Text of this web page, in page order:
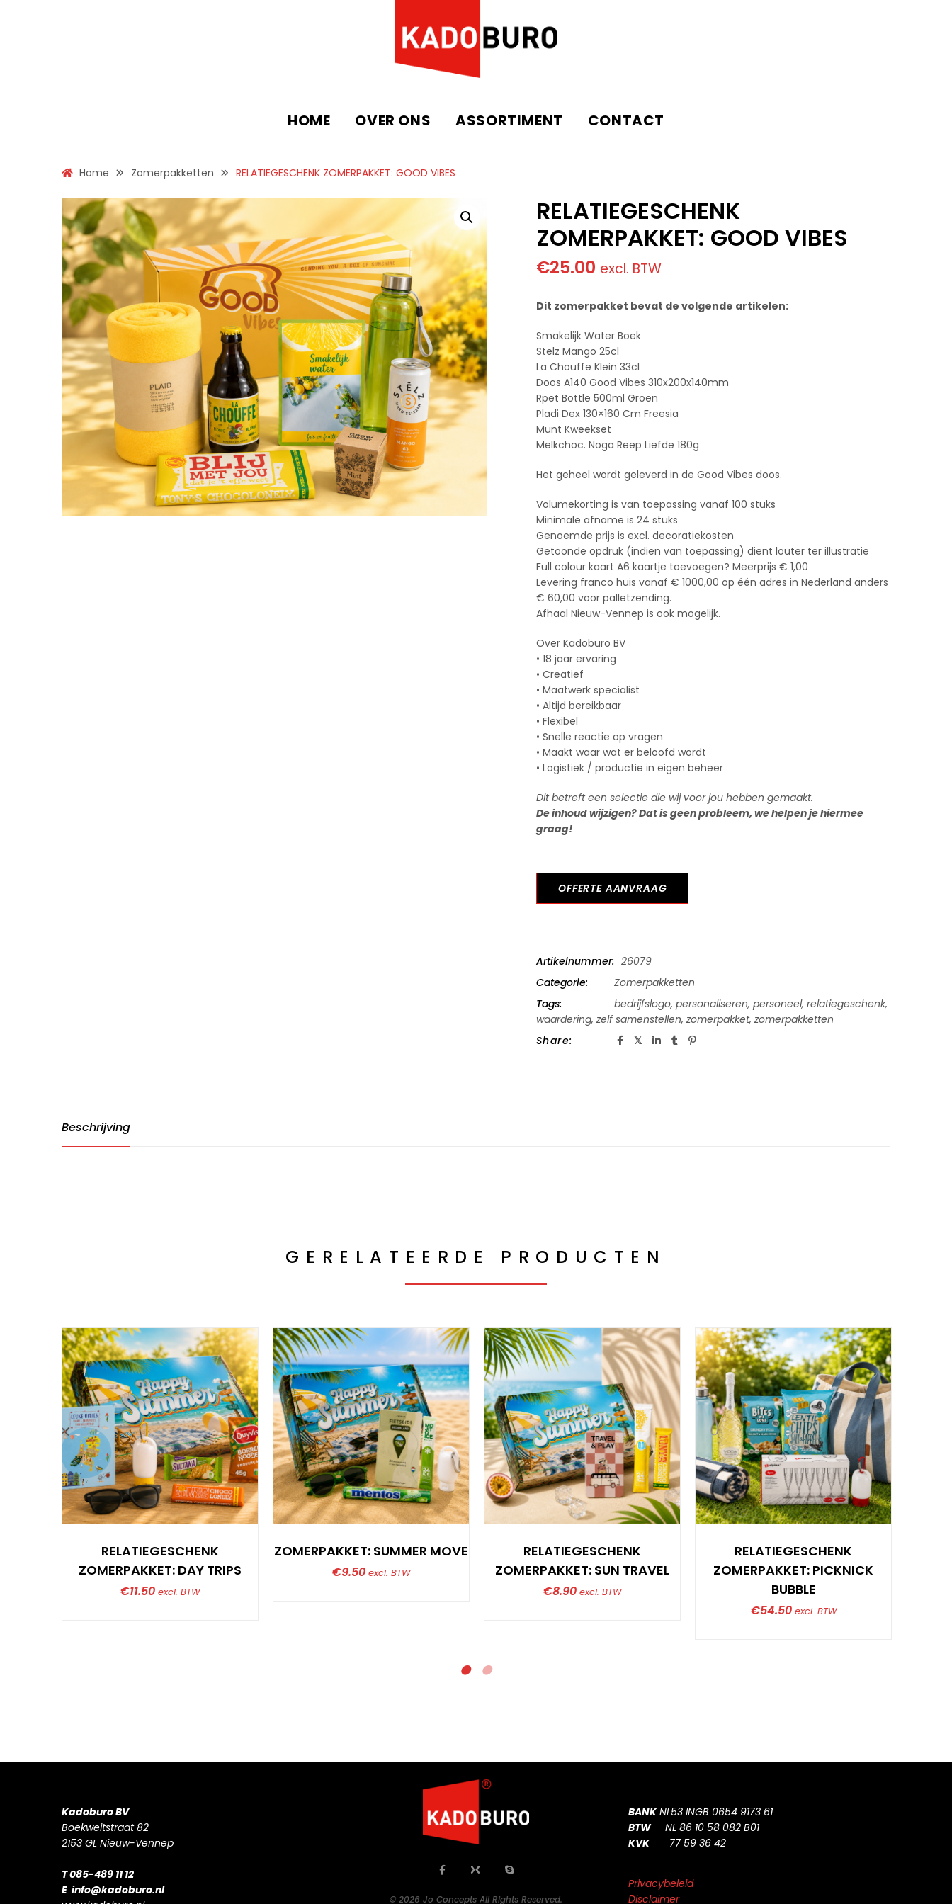
HOME OVER ONS ASSORTIMENT CONTACT
Home Zomerpakketten RELATIEGESCHENK ZOMERPAKKET: GOOD VIBES
RELATIEGESCHENK
ZOMERPAKKET: GOOD VIBES
€25.00 excl. BTW
Dit zomerpakket bevat de volgende artikelen:
Smakelijk Water Boek
Stelz Mango 25cl
La Chouffe Klein 33cl
Doos A140 Good Vibes 310x200x140mm
Rpet Bottle 500ml Groen
Pladi Dex 130×160 Cm Freesia
Munt Kweekset
Melkchoc. Noga Reep Liefde 180g
Het geheel wordt geleverd in de Good Vibes doos.
Volumekorting is van toepassing vanaf 100 stuks
Minimale afname is 24 stuks
Genoemde prijs is excl. decoratiekosten
Getoonde opdruk (indien van toepassing) dient louter ter illustratie
Full colour kaart A6 kaartje toevoegen? Meerprijs € 1,00
Levering franco huis vanaf € 1000,00 op één adres in Nederland anders
€ 60,00 voor palletzending.
Afhaal Nieuw-Vennep is ook mogelijk.
Over Kadoburo BV
• 18 jaar ervaring
• Creatief
• Maatwerk specialist
• Altijd bereikbaar
• Flexibel
• Snelle reactie op vragen
• Maakt waar wat er beloofd wordt
• Logistiek / productie in eigen beheer
Dit betreft een selectie die wij voor jou hebben gemaakt.
De inhoud wijzigen? Dat is geen probleem, we helpen je hiermee
graag!
OFFERTE AANVRAAG
Artikelnummer: 26079
Categorie:
Zomerpakketten
Tags:
bedrijfslogo, personaliseren, personeel, relatiegeschenk,
waardering, zelf samenstellen, zomerpakket, zomerpakketten
Share:
Beschrijving
GERELATEERDE PRODUCTEN
RELATIEGESCHENK
ZOMERPAKKET: DAY TRIPS
€11.50 excl. BTW
ZOMERPAKKET: SUMMER MOVE
€9.50 excl. BTW
RELATIEGESCHENK
ZOMERPAKKET: SUN TRAVEL
€8.90 excl. BTW
RELATIEGESCHENK
ZOMERPAKKET: PICKNICK
BUBBLE
€54.50 excl. BTW
Kadoburo BV
Boekweitstraat 82
2153 GL Nieuw-Vennep
T 085-489 11 12
E info@kadoburo.nl
BANK NL53 INGB 0654 9173 61
BTWNL 86 10 58 082 B01
KVK 77 59 36 42
Privacybeleid
Disclaimer
© 2026 Jo Concepts All Rights Reserved.